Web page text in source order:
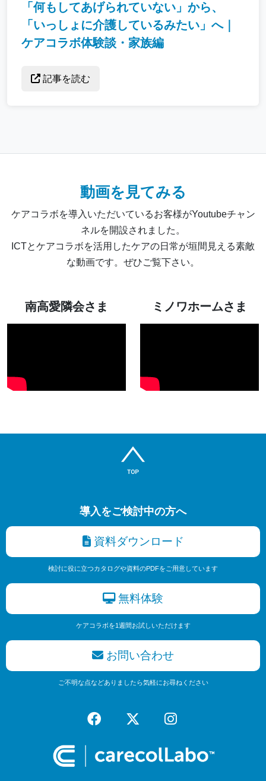
「何もしてあげられていない」から、
「いっしょに介護しているみたい」へ｜
ケアコラボ体験談・家族編
記事を読む
動画を見てみる
ケアコラボを導入いただいているお客様がYoutubeチャン
ネルを開設されました。
ICTとケアコラボを活用したケアの日常が垣間見える素敵
な動画です。ぜひご覧下さい。
南高愛隣会さま ミノワホームさま
導入をご検討中の方へ
資料ダウンロード
検討に役に立つカタログや資料のPDFをご用意しています
無料体験
ケアコラボを1週間お試しいただけます
お問い合わせ
ご不明な点などありましたら気軽にお尋ねください